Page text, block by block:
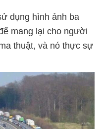
dụng hình ảnh ba
mang lại cho người
thuật, và nó thực sự